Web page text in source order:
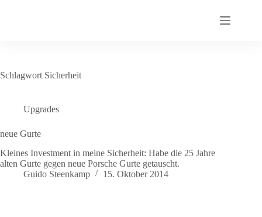
Schlagwort Sicherheit
Upgrades
neue Gurte
Kleines Investment in meine Sicherheit: Habe die 25 Jahre
alten Gurte gegen neue Porsche Gurte getauscht.
Guido Steenkamp
15. Oktober 2014